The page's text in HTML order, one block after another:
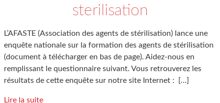
sterilisation
L’AFASTE (Association des agents de stérilisation) lance une
enquête nationale sur la formation des agents de stérilisation
(document à télécharger en bas de page). Aidez-nous en
remplissant le questionnaire suivant. Vous retrouverez les
résultats de cette enquête sur notre site Internet :
[…]
Lire la suite